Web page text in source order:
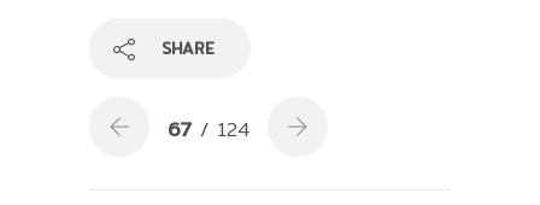
SHARE
67/ 124